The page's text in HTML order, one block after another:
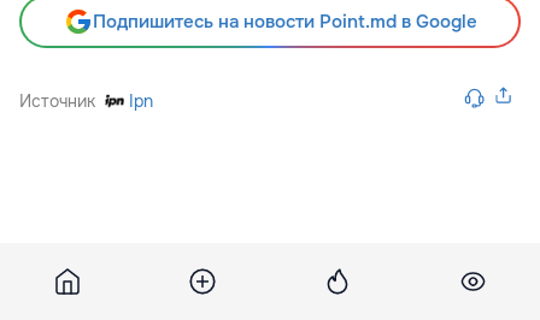
Подпишитесь на новости Point.md в Google
Источник Ipn